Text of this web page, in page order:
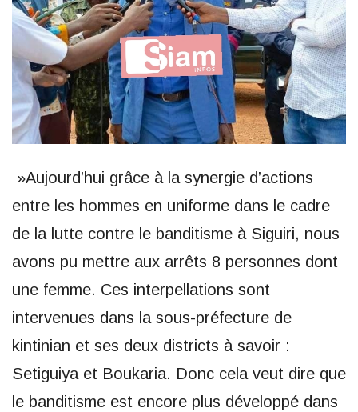
»Aujourd’hui grâce à la synergie d’actions
entre les hommes en uniforme dans le cadre
de la lutte contre le banditisme à Siguiri, nous
avons pu mettre aux arrêts 8 personnes dont
une femme. Ces interpellations sont
intervenues dans la sous-préfecture de
kintinian et ses deux districts à savoir :
Setiguiya et Boukaria. Donc cela veut dire que
le banditisme est encore plus développé dans